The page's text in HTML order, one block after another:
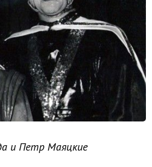
и Петр Маяцкие